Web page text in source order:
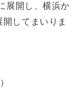
展開し、横浜か
してまいりま